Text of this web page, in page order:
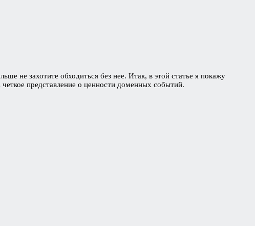
не захотите обходиться без нее. Итак, в этой статье я покажу
представление о ценности доменных событий.